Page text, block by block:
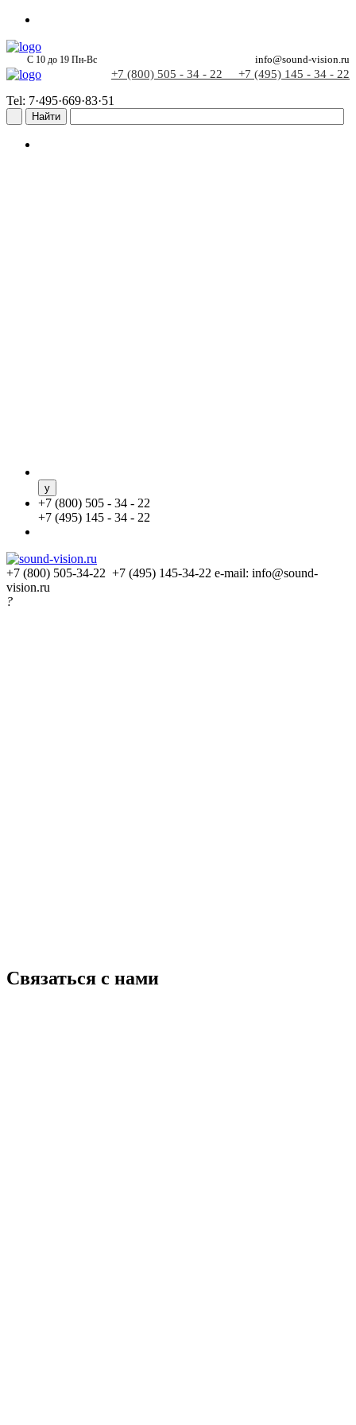
С 10 до 19 Пн-Вс info@sound-vision.ru
+7 (800) 505 - 34 - 22 +7 (495) 145 - 34 - 22
Tel: 7·495·669·83·51
+7 (800) 505 - 34 - 22
+7 (495) 145 - 34 - 22
+7 (800) 505-34-22 +7 (495) 145-34-22 e-mail: info@sound-
vision.ru
?
Связаться с нами